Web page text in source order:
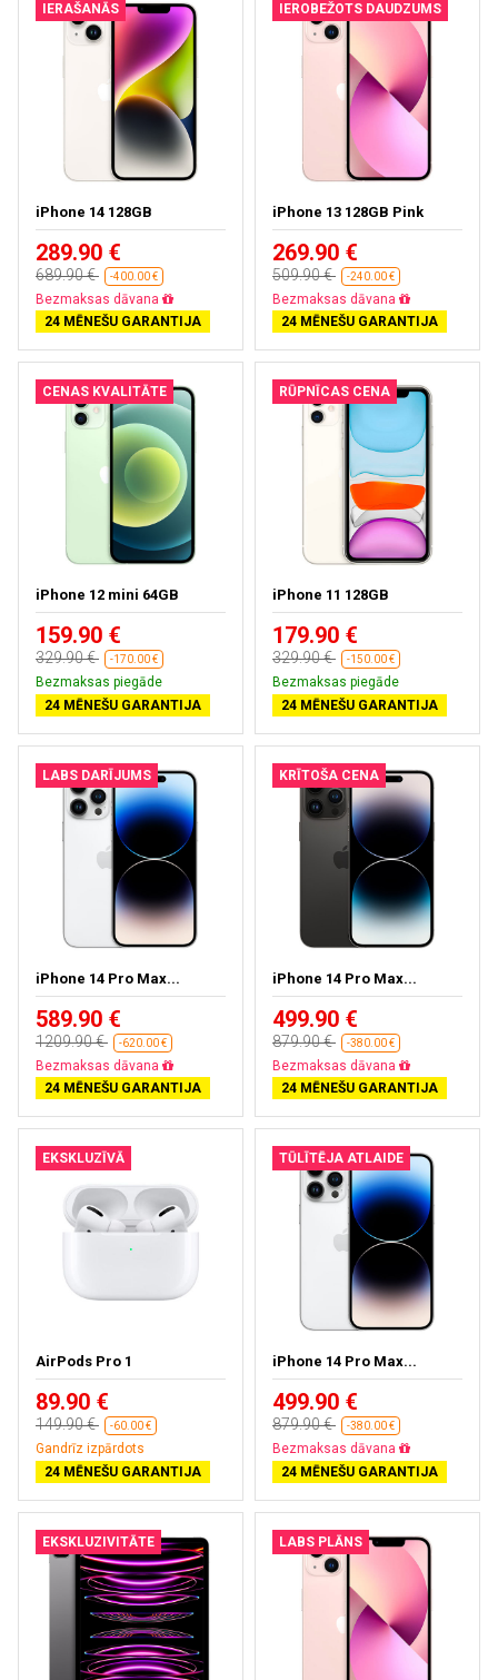
IERAŠANĀS
iPhone 14 128GB
289.90 €
689.90 € -400.00 €
Bezmaksas dāvana
24 MĒNEŠU GARANTIJA
IEROBEŽOTS DAUDZUMS
iPhone 13 128GB Pink
269.90 €
509.90 € -240.00 €
Bezmaksas dāvana
24 MĒNEŠU GARANTIJA
CENAS KVALITĀTE
iPhone 12 mini 64GB
159.90 €
329.90 € -170.00 €
Bezmaksas piegāde
24 MĒNEŠU GARANTIJA
RŪPNĪCAS CENA
iPhone 11 128GB
179.90 €
329.90 € -150.00 €
Bezmaksas piegāde
24 MĒNEŠU GARANTIJA
LABS DARĪJUMS
iPhone 14 Pro Max...
589.90 €
1209.90 € -620.00 €
Bezmaksas dāvana
24 MĒNEŠU GARANTIJA
KRĪTOŠA CENA
iPhone 14 Pro Max...
499.90 €
879.90 € -380.00 €
Bezmaksas dāvana
24 MĒNEŠU GARANTIJA
EKSKLUZĪVĀ
AirPods Pro 1
89.90 €
149.90 € -60.00 €
Gandrīz izpārdots
24 MĒNEŠU GARANTIJA
TŪLĪTĒJA ATLAIDE
iPhone 14 Pro Max...
499.90 €
879.90 € -380.00 €
Bezmaksas dāvana
24 MĒNEŠU GARANTIJA
EKSKLUZIVITĀTE LABS PLĀNS